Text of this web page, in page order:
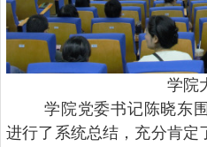
学院
学院党委书记陈晓东
进行了系统总结，充分肯定